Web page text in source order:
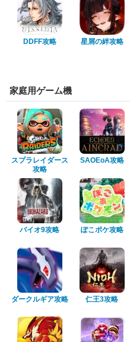
DDFF攻略 星屑の絆攻略
家庭用ゲーム機
スプラレイダース
攻略
SAOEoA攻略
バイオ9攻略 ぽこポケ攻略
ダークルギア攻略 仁王3攻略